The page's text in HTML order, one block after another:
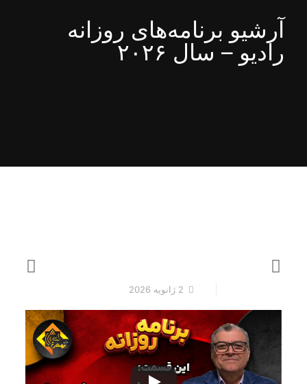
آرشیو برنامه‌های روزانه
رادیو – سال ۲۰۲۶
2 ژانویه 2026